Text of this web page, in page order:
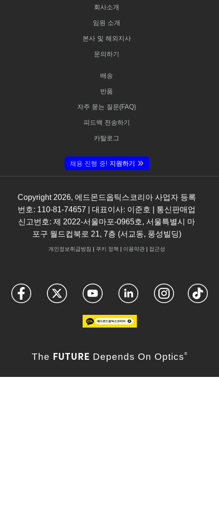
회사소개
임원 소개
본사 및 해외지사
문의하기
배송
반품
자주 묻는 질문(FAQ)
피드백 전송하기
카탈로그
채용 진행 중! 지원하기
Copyright 2026, 에드몬드옵틱스코리아 사업자 등록
번호: 110-81-74657 | 대표이사: 이준호 | 통신판매업
신고번호: 제 2022-서울마포-0965호, 서울특별시 마
포구 월드컵북로 21, 7층 (서교동, 풍성빌딩)
개인정보취급방침 | 쿠키 정책 | 이용약관| 접근성
The FUTURE Depends On Optics ®